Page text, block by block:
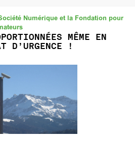
Numérique et la Fondation pour
MÊME EN
D’URGENCE !